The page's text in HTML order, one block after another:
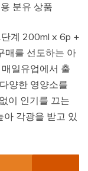
분유 상품
계 200ml x 6p +
매를 선도하는 아
일유업에서 출
양한 영양소를
이 인기를 끄는
각광을 받고 있